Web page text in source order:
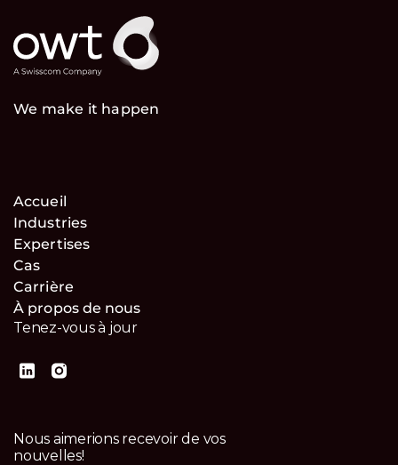
We make it happen
Accueil
Industries
Expertises
Cas
Carrière
À propos de nous
Tenez-vous à jour
Nous aimerions recevoir de vos
nouvelles!